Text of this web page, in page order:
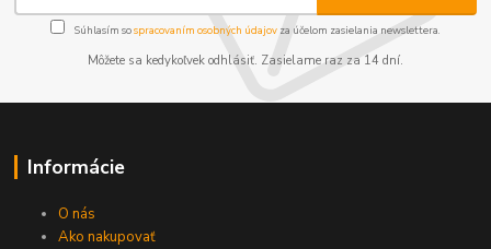
Súhlasím sospracovaním osobných údajov za účelom zasielania newslettera.
Môžete sa kedykoľvek odhlásiť. Zasielame raz za 14 dní.
Informácie
O nás
Ako nakupovať